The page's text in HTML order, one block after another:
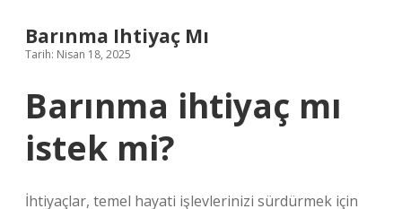
Barınma Ihtiyaç Mı
Tarih: Nisan 18, 2025
Barınma ihtiyaç mı
istek mi?
İhtiyaçlar, temel hayati işlevlerinizi sürdürmek için